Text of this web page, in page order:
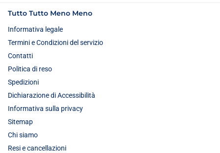
Tutto Tutto Meno Meno
Informativa legale
Termini e Condizioni del servizio
Contatti
Politica di reso
Spedizioni
Dichiarazione di Accessibilità
Informativa sulla privacy
Sitemap
Chi siamo
Resi e cancellazioni